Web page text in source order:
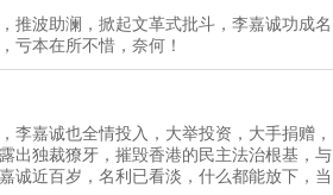
推波助澜，掀起文革式批斗，李嘉诚功成名
亏本在所不惜，奈何！
李嘉诚也全情投入，大举投资，大手捐赠，
出独裁獠牙，摧毁香港的民主法治根基，与
诚近百岁，名利已看淡，什么都能放下，当